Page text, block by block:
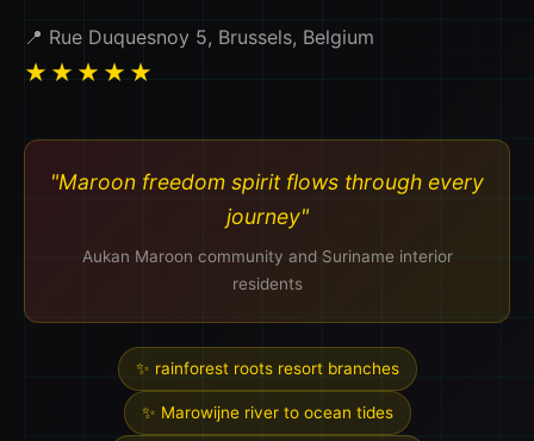
📍 Rue Duquesnoy 5, Brussels, Belgium
★★★★★
"Maroon freedom spirit flows through every
journey"
Aukan Maroon community and Suriname interior
residents
✨ rainforest roots resort branches
✨ Marowijne river to ocean tides